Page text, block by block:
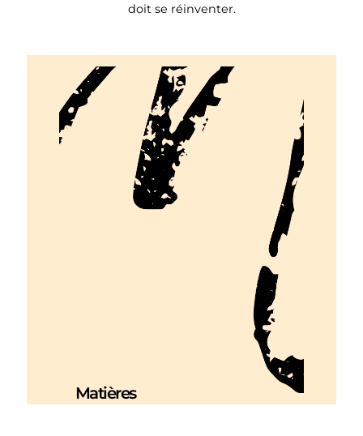
doit se réinventer.
Matières